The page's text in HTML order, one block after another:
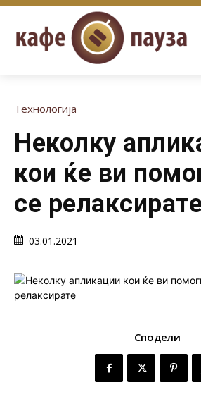
Технологија
Неколку
кои ќе ви
се релаксирате
03.01.2021
Сподели